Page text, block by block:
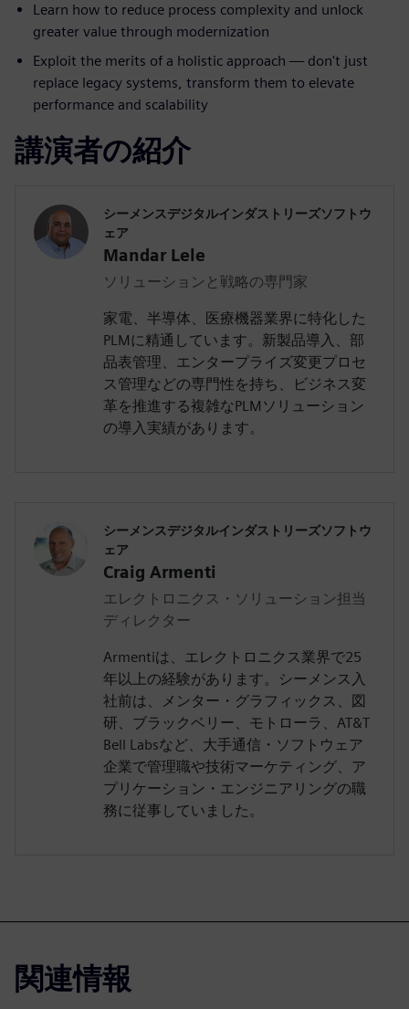
Learn how to reduce process complexity and unlock
greater value through modernization
Exploit the merits of a holistic approach — don't just
replace legacy systems, transform them to elevate
performance and scalability
講演者の紹介
シーメンスデジタルインダストリーズソフトウ
ェア
Mandar Lele
ソリューションと戦略の専門家
家電、半導体、医療機器業界に特化した
PLMに精通しています。新製品導入、部
品表管理、エンタープライズ変更プロセ
ス管理などの専門性を持ち、ビジネス変
革を推進する複雑なPLMソリューション
の導入実績があります。
シーメンスデジタルインダストリーズソフトウ
ェア
Craig Armenti
エレクトロニクス・ソリューション担当
ディレクター
Armentiは、エレクトロニクス業界で25
年以上の経験があります。シーメンス入
社前は、メンター・グラフィックス、図
研、ブラックベリー、モトローラ、AT&T
Bell Labsなど、大手通信・ソフトウェア
企業で管理職や技術マーケティング、ア
プリケーション・エンジニアリングの職
務に従事していました。
関連情報